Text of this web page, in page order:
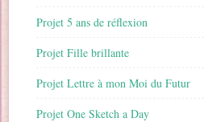
Projet 5 ans de réflexion
Projet Fille brillante
Projet Lettre à mon Moi du Futur
Projet One Sketch a Day